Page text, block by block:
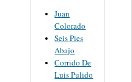
Juan
Colorado
Seis Pies
Abajo
Corrido De
Luis Pulido